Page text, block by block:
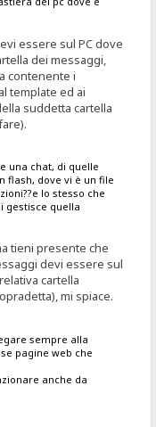
essere sul PC dove
dei messaggi,
contenente i
template ed ai
suddetta cartella
una chat, di quelle
flash, dove vi è un file
lo stesso che
gestisce quella
tieni presente che
devi essere sul
cartella
mi spiace.
sempre alla
pagine web che
anche da